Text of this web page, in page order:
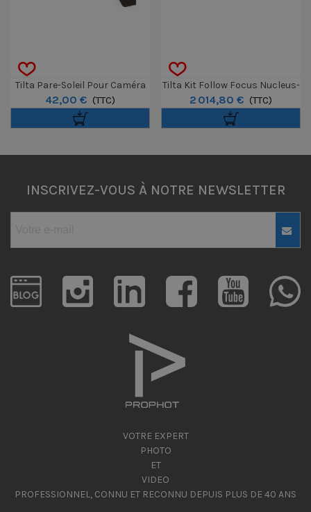
Tilta Pare-Soleil Pour Caméra
Pocket BlackMagic
42,00 € (TTC)
Tilta Kit Follow Focus Nucleus-
M
2 014,80 € (TTC)
INSCRIVEZ-VOUS À NOTRE NEWSLETTER
VOTRE EXPERT
PHOTO
ET
VIDEO
PROFESSIONNEL, CONNU ET RECONNU DEPUIS PLUS DE 40 ANS